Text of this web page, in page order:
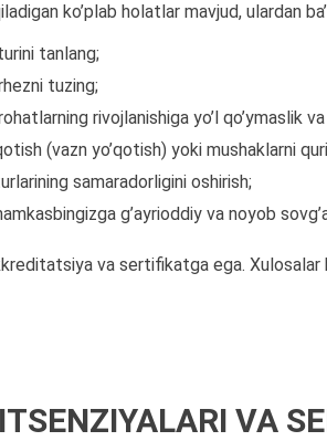
ko’plab holatlar mavjud, ulardan
tanlang;
tuzing;
rivojlanishiga yo’l qo’ymaslik
(vazn yo’qotish) yoki mushaklarni
samaradorligini oshirish;
g’ayrioddiy va noyob
va sertifikatga ega.
VA